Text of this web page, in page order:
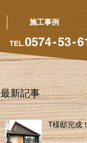
最新記事
T様邸完成！
施工事例